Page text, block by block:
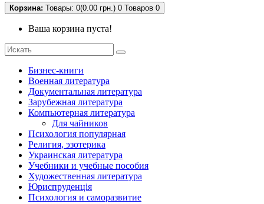
Корзина: Товары: 0(0.00 грн.) 0 Товаров 0
Ваша корзина пуста!
Бизнес-книги
Военная литература
Документальная литература
Зарубежная литература
Компьютерная литература
Для чайников
Психология популярная
Религия, эзотерика
Украинская литература
Учебники и учебные пособия
Художественная литература
Юриспруденція
Психология и саморазвитие